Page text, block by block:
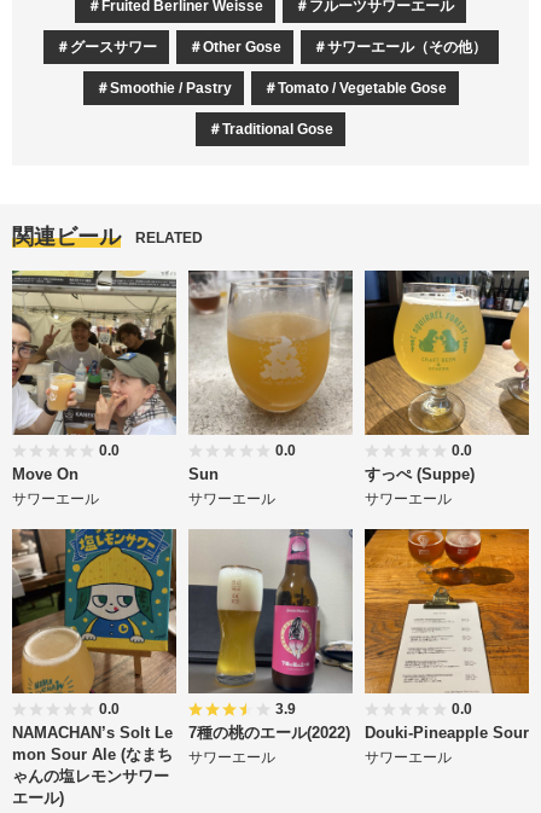
Fruited Berliner Weisse フルーツサワーエール
グースサワー Other Gose サワーエール（その他）
Smoothie / Pastry Tomato / Vegetable Gose
Traditional Gose
関連ビール RELATED
0.0
Move On
サワーエール
0.0
Sun
サワーエール
0.0
すっぺ (Suppe)
サワーエール
0.0
NAMACHAN’s Solt Le
mon Sour Ale (なまち
ゃんの塩レモンサワー
エール)
3.9
7種の桃のエール(2022)
サワーエール
0.0
Douki-Pineapple Sour
サワーエール